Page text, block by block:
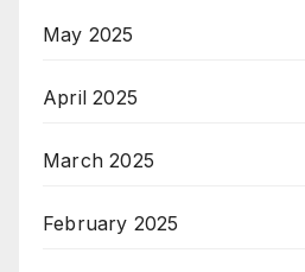
May 2025
April 2025
March 2025
February 2025